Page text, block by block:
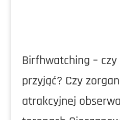
Birfhwatching –
przyjąć? Czy
atrakcyjnej